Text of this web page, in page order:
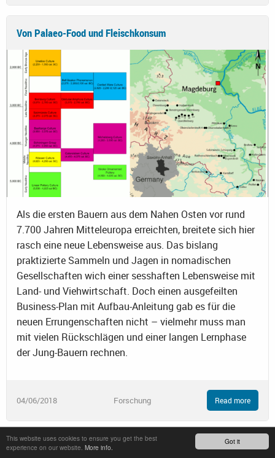
Got it
This website uses cookies to ensure you get the best
experience on our website. More info.
Von Palaeo-Food und Fleischkonsum
Als die ersten Bauern aus dem Nahen Osten vor rund
7.700 Jahren Mitteleuropa erreichten, breitete sich hier
rasch eine neue Lebensweise aus. Das bislang
praktizierte Sammeln und Jagen in nomadischen
Gesellschaften wich einer sesshaften Lebensweise mit
Land- und Viehwirtschaft. Doch einen ausgefeilten
Business-Plan mit Aufbau-Anleitung gab es für die
neuen Errungenschaften nicht – vielmehr muss man
mit vielen Rückschlägen und einer langen Lernphase
der Jung-Bauern rechnen.
04/06/2018 Forschung Read more
Nomaden setzten Nahrungsmitteltrends entlang der